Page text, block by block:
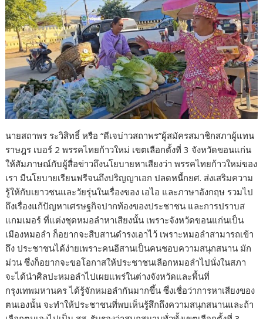
นายสถาพร ระวิสิทธิ์ หรือ “ดีเจบ่าวสถาพร”ผู้สมัครสมาชิกสภาผู้แทน
ราษฎร เบอร์ 2 พรรคไทยก้าวใหม่ เขตเลือกตั้งที่ 3 จังหวัดขอนแก่น
ให้สัมภาษณ์กับผู้สื่อข่าวถึงนโยบายหาเสียงว่า พรรคไทยก้าวใหม่ของ
เรา มีนโยบายเรียนฟรีจนถึงปริญญาเอก ปลดหนี้กยศ. ส่งเสริมความ
รู้ให้กับเยาวชนและวัยรุ่นในเรื่องของ เอไอ และภาษาอังกฤษ รวมไป
ถึงเรื่องแก้ปัญหาเศรษฐกิจปากท้องของประชาชน และการปราบส
แกมเมอร์ ที่แต่งชุดหมอลำหาเสียงนั้น เพราะจังหวัดขอนแก่นเป็น
เมืองหมอลำ ก็อยากจะสืบสานดำรงเอาไว้ เพราะหมอลำสามารถเข้า
ถึง ประชาชนได้ง่ายเพราะคนอีสานเป็นคนชอบความสนุกสนาน มัก
ม่วน ซึ่งก็อยากจะขอโอกาสให้ประชาชนเลือกหมอลำไปนั่งในสภา
จะได้นำศิลปะหมอลำไปเผยแพร่ในต่างจังหวัดและพื้นที่
กรุงเทพมหานคร ได้รู้จักหมอลำกันมากขึ้น ซึ่งเชื่อว่าการหาเสียงของ
ตนเองนั้น จะทำให้ประชาชนที่พบเห็นรู้สึกถึงความสนุกสนานและถ้า